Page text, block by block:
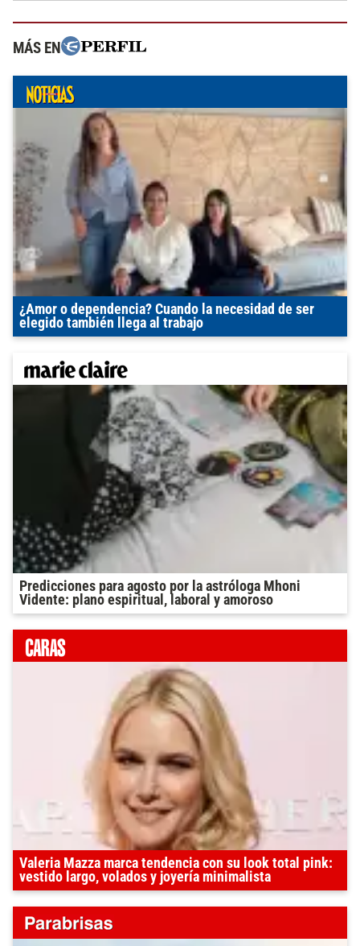
MÁS EN
¿Amor o dependencia? Cuando la necesidad de ser
elegido también llega al trabajo
Predicciones para agosto por la astróloga Mhoni
Vidente: plano espiritual, laboral y amoroso
Valeria Mazza marca tendencia con su look total pink:
vestido largo, volados y joyería minimalista